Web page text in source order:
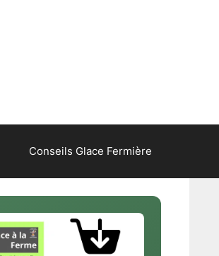
Conseils Glace Fermière